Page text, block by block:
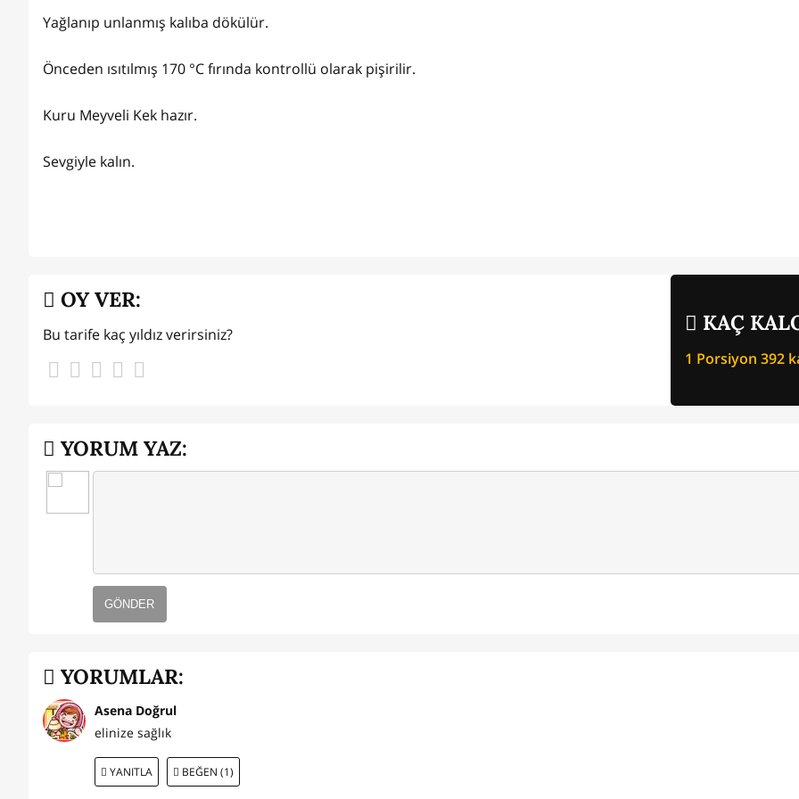
Yağlanıp unlanmış kalıba dökülür.
Önceden ısıtılmış 170 °C fırında kontrollü olarak pişirilir.
Kuru Meyveli Kek hazır.
Sevgiyle kalın.
KAÇ
1 Porsiyon 392
OY VER:
Bu tarife kaç yıldız verirsiniz?
YORUM YAZ:
GÖNDER
YORUMLAR:
Asena Doğrul
elinize sağlık
YANITLA BEĞEN (1)